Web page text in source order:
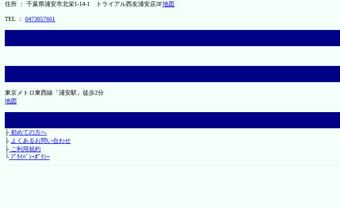
住所 ： 千葉県浦安市北栄1-14-1 トライアル西友浦安店3F地図
TEL ： 0473057661
東京メトロ東西線「浦安駅」徒歩2分
地図
├初めての方へ
├ よくあるお問い合わせ
├ご利用規約
└ﾌﾟﾗｲﾊﾞｼｰﾎﾟﾘｼｰ